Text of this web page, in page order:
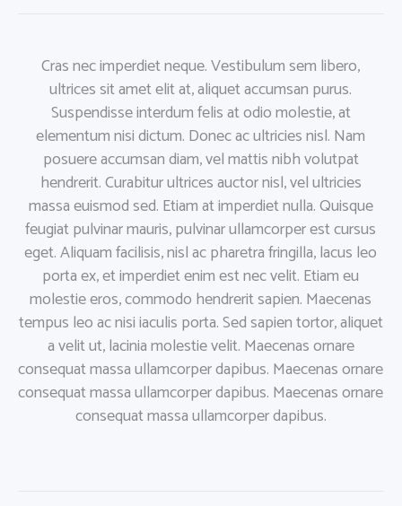
Cras nec imperdiet neque. Vestibulum sem libero,
ultrices sit amet elit at, aliquet accumsan purus.
Suspendisse interdum felis at odio molestie, at
elementum nisi dictum. Donec ac ultricies nisl. Nam
posuere accumsan diam, vel mattis nibh volutpat
hendrerit. Curabitur ultrices auctor nisl, vel ultricies
massa euismod sed. Etiam at imperdiet nulla. Quisque
feugiat pulvinar mauris, pulvinar ullamcorper est cursus
eget. Aliquam facilisis, nisl ac pharetra fringilla, lacus leo
porta ex, et imperdiet enim est nec velit. Etiam eu
molestie eros, commodo hendrerit sapien. Maecenas
tempus leo ac nisi iaculis porta. Sed sapien tortor, aliquet
a velit ut, lacinia molestie velit. Maecenas ornare
consequat massa ullamcorper dapibus. Maecenas ornare
consequat massa ullamcorper dapibus. Maecenas ornare
consequat massa ullamcorper dapibus.